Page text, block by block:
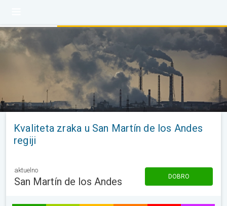
Kvaliteta zraka u San Martín de los Andes
regiji
aktuelno
San Martín de los Andes DOBRO